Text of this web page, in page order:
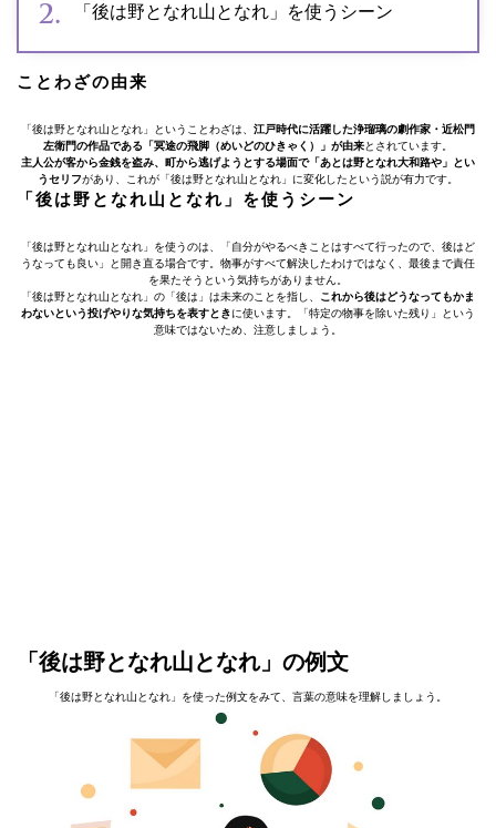
「後は野となれ山となれ」を使うシーン
ことわざの由来
「後は野となれ山となれ」ということわざは、 江戸時代に活躍した浄瑠璃の劇作家・近松門
左衛門の作品である「冥途の飛脚（めいどのひきゃく）」が由来とされています。
主人公が客から金銭を盗み、町から逃げようとする場面で「あとは野となれ大和路や」とい
うセリフがあり、これが「後は野となれ山となれ」に変化したという説が有力です。
「後は野となれ山となれ」を使うシーン
「後は野となれ山となれ」を使うのは、「自分がやるべきことはすべて行ったので、後はど
うなっても良い」と開き直る場合です。物事がすべて解決したわけではなく、最後まで責任
を果たそうという気持ちがありません。
「後は野となれ山となれ」の「後は」は未来のことを指し、 これから後はどうなってもかま
わないという投げやりな気持ちを表すときに使います。「特定の物事を除いた残り」という
意味ではないため、注意しましょう。
「後は野となれ山となれ」の例文
「後は野となれ山となれ」を使った例文をみて、言葉の意味を理解しましょう。